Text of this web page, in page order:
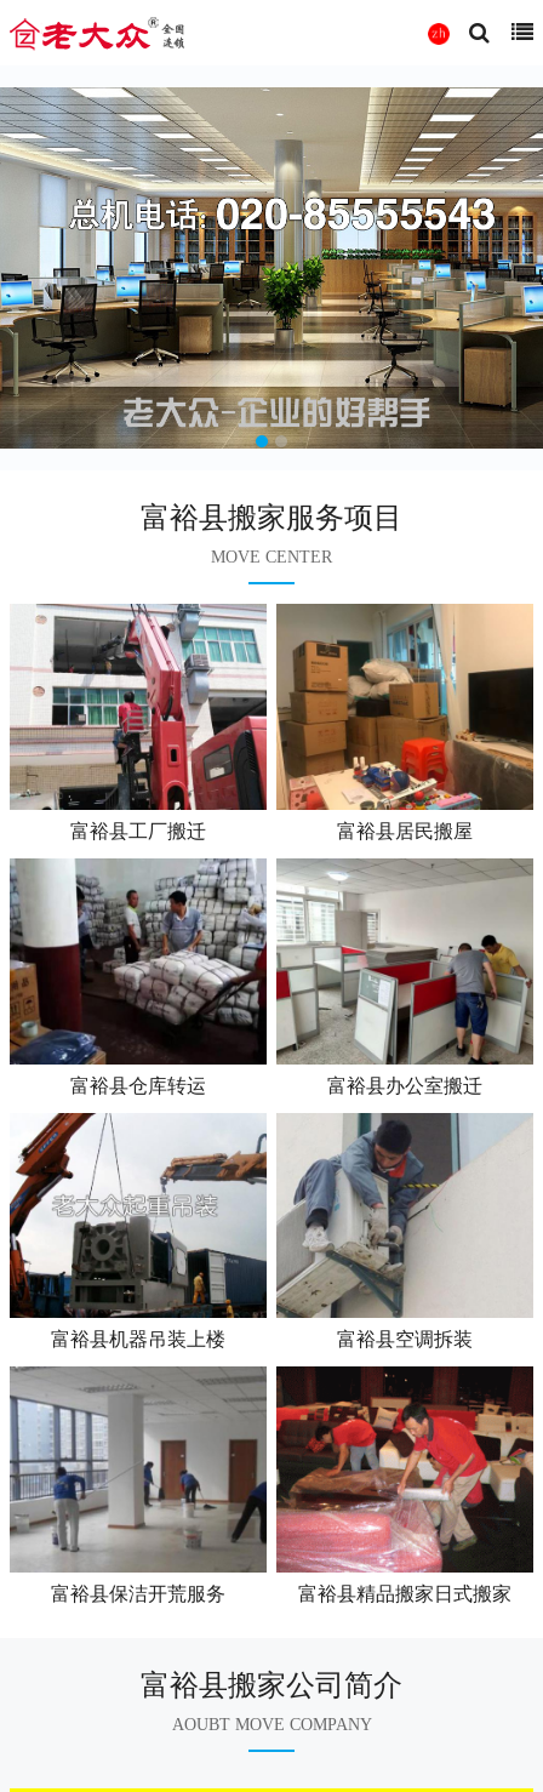
富裕县搬家服务项目
MOVE CENTER
富裕县工厂搬迁 富裕县居民搬屋
富裕县仓库转运 富裕县办公室搬迁
富裕县机器吊装上楼 富裕县空调拆装
富裕县保洁开荒服务 富裕县精品搬家日式搬家
富裕县搬家公司简介
AOUBT MOVE COMPANY